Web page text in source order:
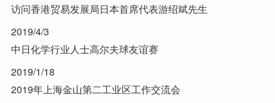
访问香港贸易发展局日本首席代表游绍斌先生
2019/4/3
中日化学行业人士高尔夫球友谊赛
2019/1/18
2019年上海金山第二工业区工作交流会